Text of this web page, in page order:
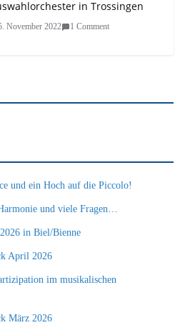
in Trossingen
November 2022 1 Comment
und ein Hoch auf die Piccolo!
und viele Fragen…
in Biel/Bienne
April 2026
im musikalischen
März 2026